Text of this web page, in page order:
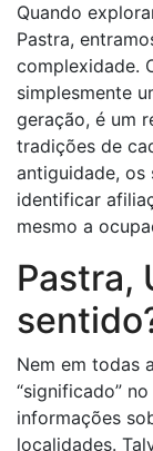
Quando
Pastra,
complexidade.
simplesmente
geração, é um
tradições de
antiguidade, os
identificar
mesmo a
Pastra,
Nem em todas
“significado”
informações
localidades.